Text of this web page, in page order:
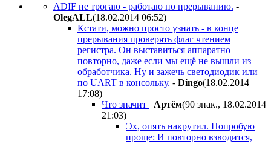
ADIF не трогаю - работаю по прерыванию. -
OlegALL(18.02.2014 06:52)
Кстати, можно просто узнать - в конце
прерывания проверять флаг чтением
регистра. Он выставиться аппаратно
повторно, даже если мы ещё не вышли из
обработчика. Ну и зажечь светодиодик или
по UART в консольку. - Dingo(18.02.2014
17:08)
Что значит
Apтём(90 знак., 18.02.2014
21:03)
Эх, опять накрутил. Попробую
проще: И повторно взводится,